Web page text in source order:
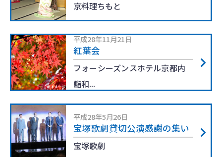
京料理ちもと
平成28年11月21日
紅葉会
フォーシーズンスホテル京都内
鮨和...
平成28年5月26日
宝塚歌劇貸切公演感謝の集い
宝塚歌劇